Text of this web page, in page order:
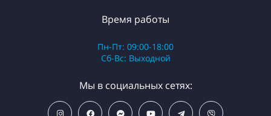
Время работы
Пн-Пт: 09:00-18:00
Сб-Вс: Выходной
Мы в социальных сетях: